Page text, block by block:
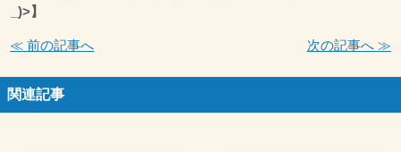
_)>】
≪ 前の記事へ 次の記事へ ≫
関連記事